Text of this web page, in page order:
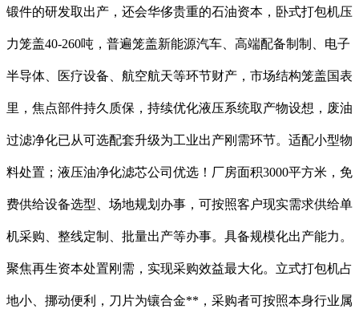
锻件的研发取出产，还会华侈贵重的石油资本，卧式打包机压
力笼盖40-260吨，普遍笼盖新能源汽车、高端配备制制、电子
半导体、医疗设备、航空航天等环节财产，市场结构笼盖国表
里，焦点部件持久质保，持续优化液压系统取产物设想，废油
过滤净化已从可选配套升级为工业出产刚需环节。适配小型物
料处置；液压油净化滤芯公司优选！厂房面积3000平方米，免
费供给设备选型、场地规划办事，可按照客户现实需求供给单
机采购、整线定制、批量出产等办事。具备规模化出产能力。
聚焦再生资本处置刚需，实现采购效益最大化。立式打包机占
地小、挪动便利，刀片为镶合金**，采购者可按照本身行业属